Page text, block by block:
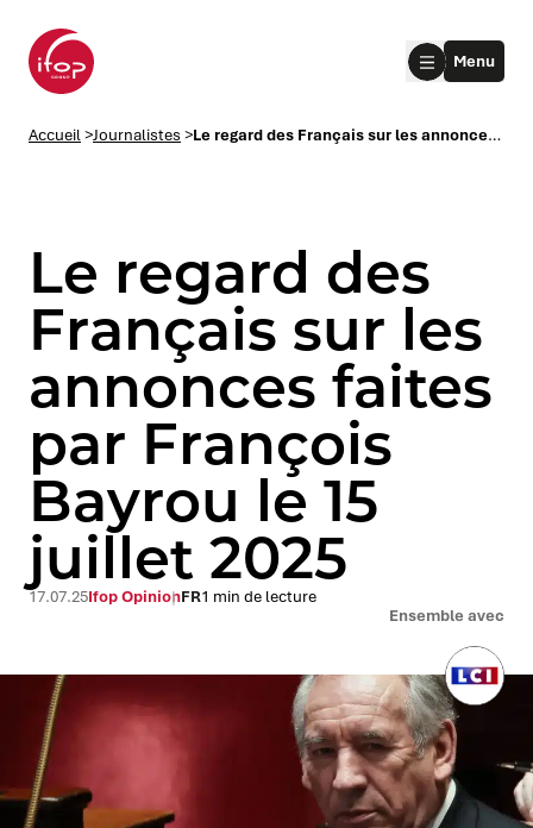
submenu
Menu
Accueil>Journalistes > Le regard des Français sur les annonces faites par François Bayrou le 15 juillet 2025
Le regard des
Français sur les
annonces faites
par François
Bayrou le 15
juillet 2025
Ensemble avec
17.07.25Ifop OpinionFR1 min de lecture